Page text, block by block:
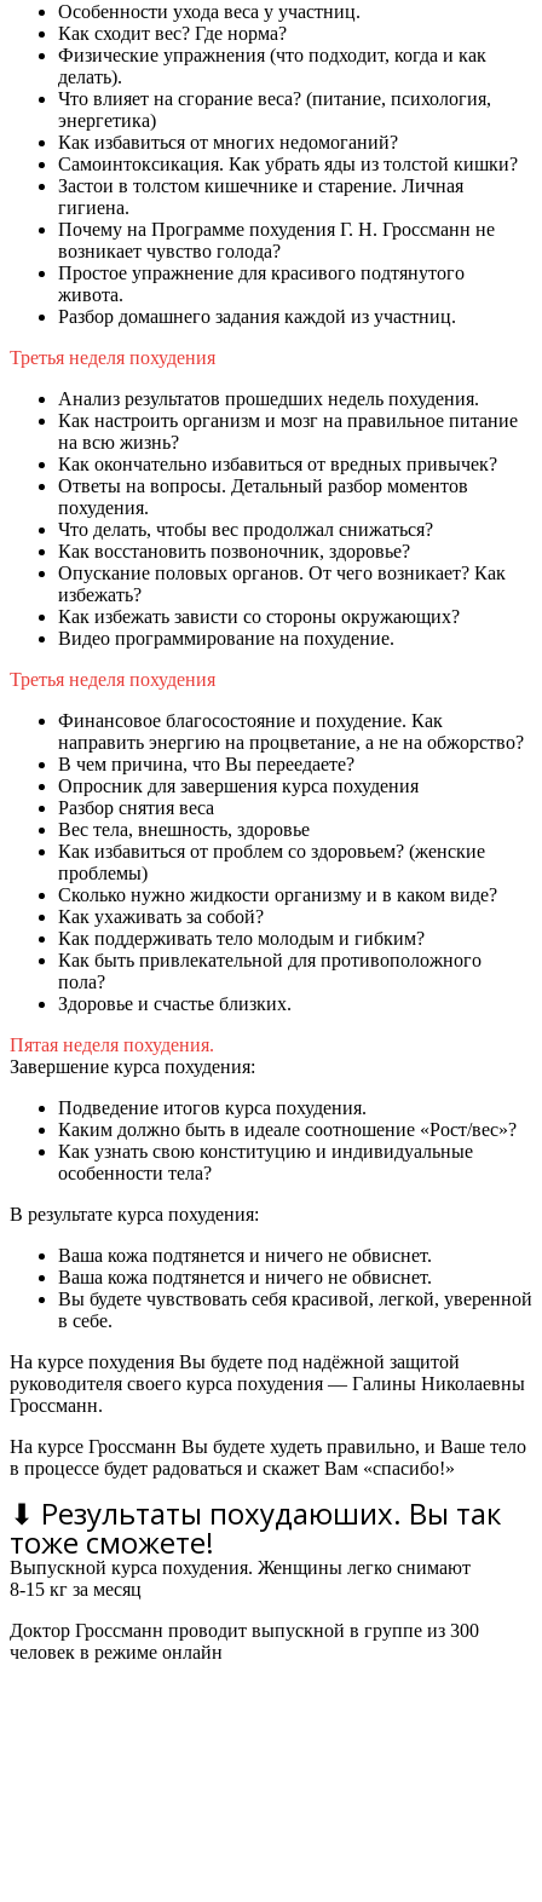
Особенности ухода веса у участниц.
Как сходит вес? Где норма?
Физические упражнения (что подходит, когда и как
делать).
Что влияет на сгорание веса? (питание, психология,
энергетика)
Как избавиться от многих недомоганий?
Самоинтоксикация. Как убрать яды из толстой кишки?
Застои в толстом кишечнике и старение. Личная
гигиена.
Почему на Программе похудения Г. Н. Гроссманн не
возникает чувство голода?
Простое упражнение для красивого подтянутого
живота.
Разбор домашнего задания каждой из участниц.
Третья неделя похудения
Анализ результатов прошедших недель похудения.
Как настроить организм и мозг на правильное питание
на всю жизнь?
Как окончательно избавиться от вредных привычек?
Ответы на вопросы. Детальный разбор моментов
похудения.
Что делать, чтобы вес продолжал снижаться?
Как восстановить позвоночник, здоровье?
Опускание половых органов. От чего возникает? Как
избежать?
Как избежать зависти со стороны окружающих?
Видео программирование на похудение.
Третья неделя похудения
Финансовое благосостояние и похудение. Как
направить энергию на процветание, а не на обжорство?
В чем причина, что Вы переедаете?
Опросник для завершения курса похудения
Разбор снятия веса
Вес тела, внешность, здоровье
Как избавиться от проблем со здоровьем? (женские
проблемы)
Сколько нужно жидкости организму и в каком виде?
Как ухаживать за собой?
Как поддерживать тело молодым и гибким?
Как быть привлекательной для противоположного
пола?
Здоровье и счастье близких.
Пятая неделя похудения.
Завершение курса похудения:
Подведение итогов курса похудения.
Каким должно быть в идеале соотношение «Рост/вес»?
Как узнать свою конституцию и индивидуальные
особенности тела?
В результате курса похудения:
Ваша кожа подтянется и ничего не обвиснет.
Ваша кожа подтянется и ничего не обвиснет.
Вы будете чувствовать себя красивой, легкой, уверенной
в себе.
На курсе похудения Вы будете под надёжной защитой
руководителя своего курса похудения — Галины Николаевны
Гроссманн.
На курсе Гроссманн Вы будете худеть правильно, и Ваше тело
в процессе будет радоваться и скажет Вам «спасибо!»
⬇ Результаты похудаюших. Вы так
тоже сможете!
Выпускной курса похудения. Женщины легко снимают
8-15 кг за месяц
Доктор Гроссманн проводит выпускной в группе из 300
человек в режиме онлайн